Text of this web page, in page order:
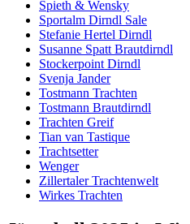
Spieth & Wensky
Sportalm Dirndl Sale
Stefanie Hertel Dirndl
Susanne Spatt Brautdirndl
Stockerpoint Dirndl
Svenja Jander
Tostmann Trachten
Tostmann Brautdirndl
Trachten Greif
Tian van Tastique
Trachtsetter
Wenger
Zillertaler Trachtenwelt
Wirkes Trachten